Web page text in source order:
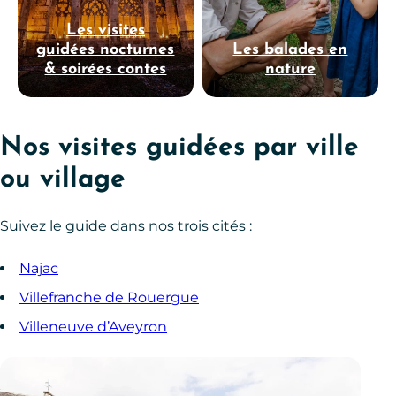
Les visites
guidées nocturnes
& soirées contes
Les balades en
nature
Nos visites guidées par ville
ou village
Suivez le guide dans nos trois cités :
Najac
Villefranche de Rouergue
Villeneuve d’Aveyron